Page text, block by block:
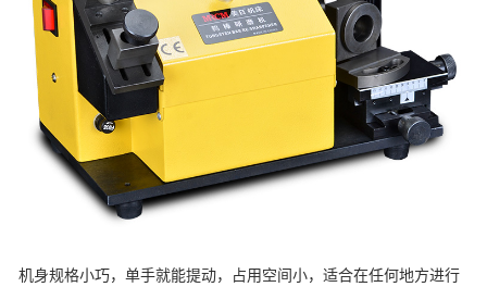
机身规格小巧，单手就能提动，占用空间小，适合在任何地方进行